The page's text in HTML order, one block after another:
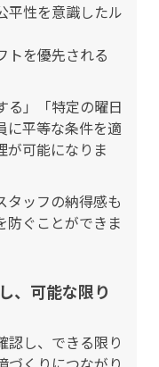
平性を意識したル
トを優先される
る」「特定の曜日
に平等な条件を適
が可能になりま
タッフの納得感も
防ぐことができま
、可能な限り
認し、できる限り